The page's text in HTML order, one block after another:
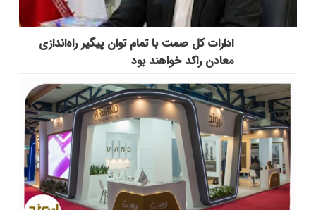
ادارات کل صمت با تمام توان پیگیر راه‌اندازی
معادن راکد خواهند بود